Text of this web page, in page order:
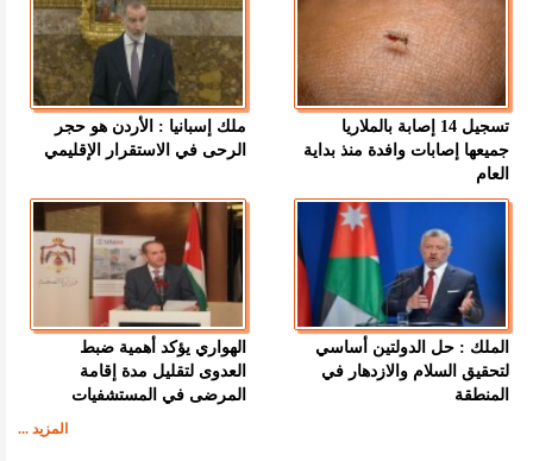
تسجيل 14 إصابة بالملاريا
جميعها إصابات وافدة منذ بداية
العام
ملك إسبانيا : الأردن هو حجر
الرحى في الاستقرار الإقليمي
الملك : حل الدولتين أساسي
لتحقيق السلام والازدهار في
المنطقة
الهواري يؤكد أهمية ضبط
العدوى لتقليل مدة إقامة
المرضى في المستشفيات
المزيد ...